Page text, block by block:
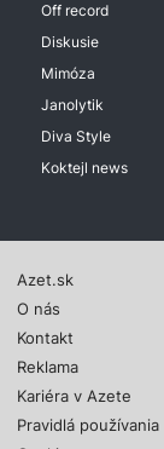
Off record
Diskusie
Mimóza
Janolytik
Diva Style
Koktejl news
Azet.sk
O nás
Kontakt
Reklama
Kariéra v Azete
Pravidlá používania